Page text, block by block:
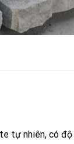
tự nhiên, có